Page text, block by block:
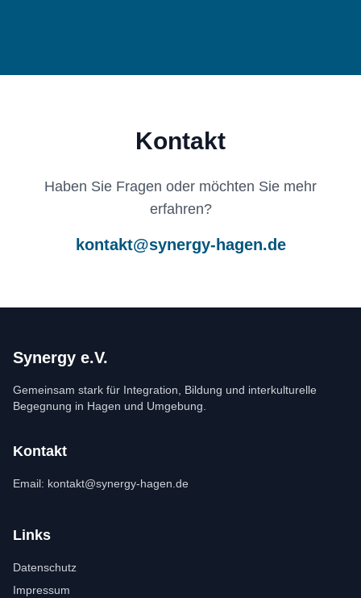
Kontakt
Haben Sie Fragen oder möchten Sie mehr
erfahren?
kontakt@synergy-hagen.de
Synergy e.V.
Gemeinsam stark für Integration, Bildung und interkulturelle
Begegnung in Hagen und Umgebung.
Kontakt
Email: kontakt@synergy-hagen.de
Links
Datenschutz
Impressum